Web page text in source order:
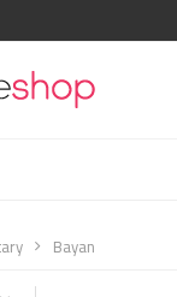
Bayan